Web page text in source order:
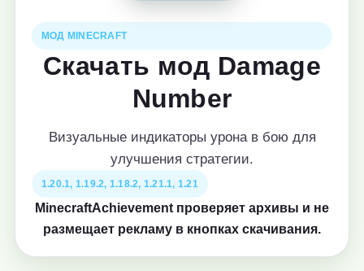
МОД MINECRAFT
Скачать мод Damage
Number
Визуальные индикаторы урона в бою для
улучшения стратегии.
1.20.1, 1.19.2, 1.18.2, 1.21.1, 1.21
MinecraftAchievement проверяет архивы и не
размещает рекламу в кнопках скачивания.